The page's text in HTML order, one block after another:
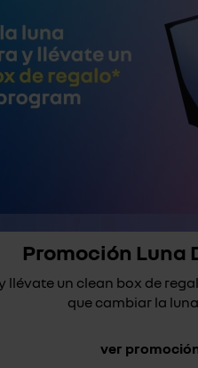
Promoción Luna
llévate un clean box de
que cambiar la
ver